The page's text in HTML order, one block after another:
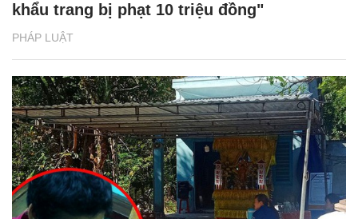
PHÁP LUẬT
khẩu trang bị phạt 10 triệu đồng"